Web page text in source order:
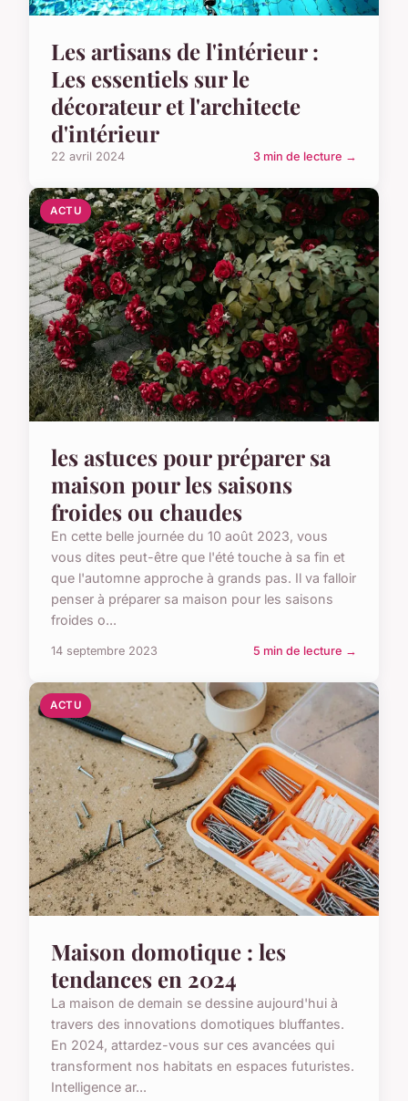
Les artisans de l'intérieur :
Les essentiels sur le
décorateur et l'architecte
d'intérieur
22 avril 2024 3 min de lecture →
ACTU
les astuces pour préparer sa
maison pour les saisons
froides ou chaudes
En cette belle journée du 10 août 2023, vous
vous dites peut-être que l'été touche à sa fin et
que l'automne approche à grands pas. Il va falloir
penser à préparer sa maison pour les saisons
froides o...
14 septembre 2023 5 min de lecture →
ACTU
Maison domotique : les
tendances en 2024
La maison de demain se dessine aujourd'hui à
travers des innovations domotiques bluffantes.
En 2024, attardez-vous sur ces avancées qui
transforment nos habitats en espaces futuristes.
Intelligence ar...